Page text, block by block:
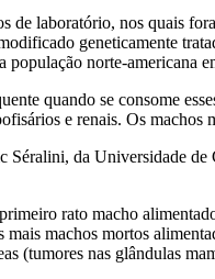
de laboratório, nos quais
geneticamente
população norte-americana
quando se consome
e renais. Os
da Universidade
rato macho
mais machos mortos
(tumores nas glândulas